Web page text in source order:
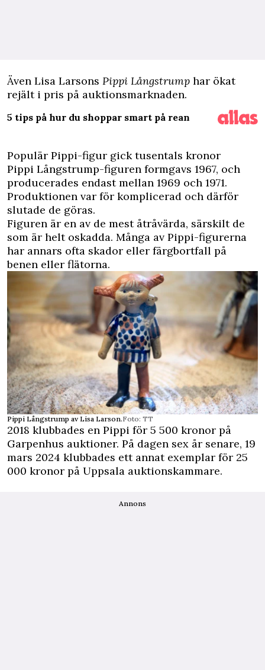
Även Lisa Larsons Pippi Långstrump har ökat
rejält i pris på auktionsmarknaden.
5 tips på hur du shoppar smart på rean
Populär Pippi-figur gick tusentals kronor
Pippi Långstrump-figuren formgavs 1967, och
producerades endast mellan 1969 och 1971.
Produktionen var för komplicerad och därför
slutade de göras.
Figuren är en av de mest åtråvärda, särskilt de
som är helt oskadda. Många av Pippi-figurerna
har annars ofta skador eller färgbortfall på
benen eller flätorna.
Pippi Långstrump av Lisa Larson.Foto: TT
2018 klubbades en Pippi för 5 500 kronor på
Garpenhus auktioner. På dagen sex år senare, 19
mars 2024 klubbades ett annat exemplar för 25
000 kronor på Uppsala auktionskammare.
Annons